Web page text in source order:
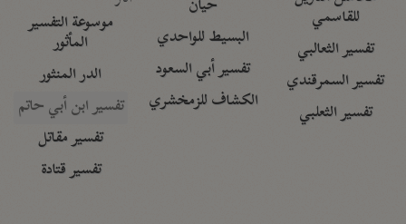
للقاسمي
تفسير الثعالبي
تفسير السمرقندي
تفسير الثعلبي
حيان
البسيط للواحدي
تفسير أبي السعود
الكشاف للزمخشري
موسوعة التفسير
المأثور
الدر المنثور
تفسير ابن أبي حاتم
تفسير مقاتل
تفسير قتادة